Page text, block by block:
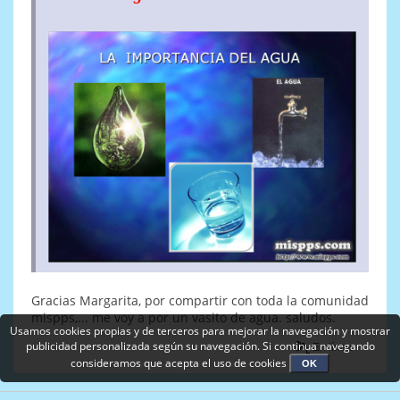
Gracias Margarita, por compartir con toda la comunidad
mispps,... me voy a por un vasito de agua. saludos.
En línea
Usamos cookies propias y de terceros para mejorar la navegación y mostrar
publicidad personalizada según su navegación. Si continua navegando
consideramos que acepta el uso de cookies
OK